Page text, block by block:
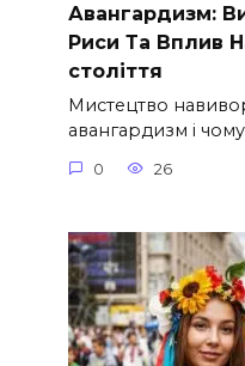
Авангардизм:
Риси Та Вплив
століття
Мистецтво
авангардизм і чому
0 26